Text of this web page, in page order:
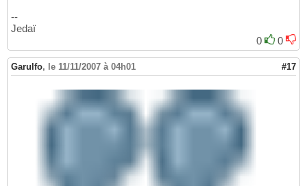
--
Jedaï
0
0
Garulfo, le 11/11/2007 à 04h01 #17